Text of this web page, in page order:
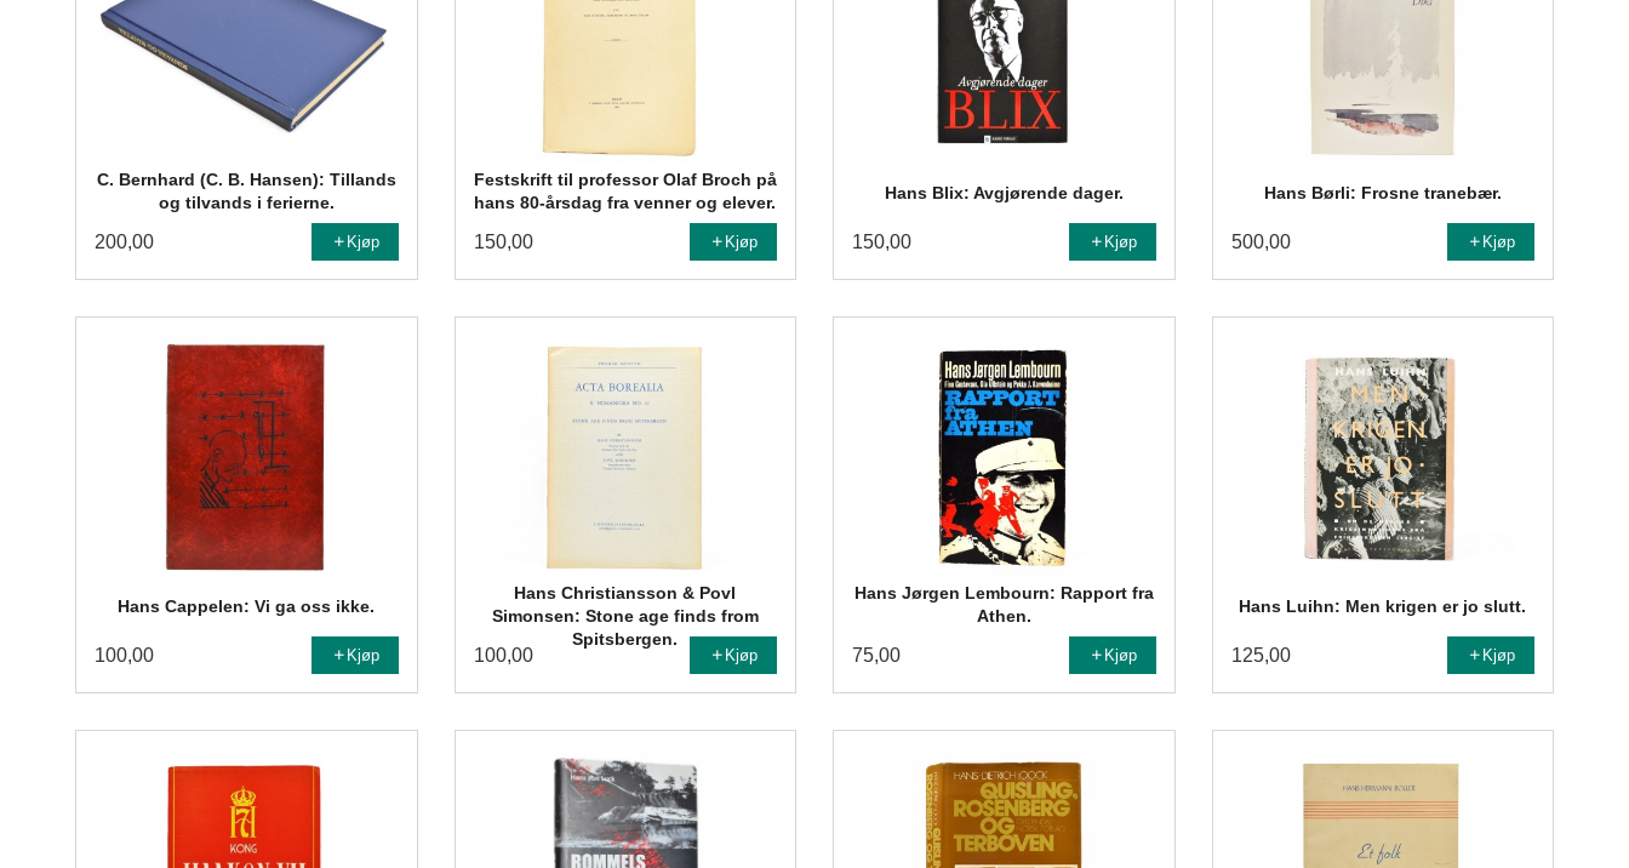
C. Bernhard (C. B. Hansen): Tillands
og tilvands i ferierne.
200,00 Kjøp
Festskrift til professor Olaf Broch på
hans 80-årsdag fra venner og elever.
150,00 Kjøp
Hans Blix: Avgjørende dager.
150,00 Kjøp
Hans Børli: Frosne tranebær.
500,00 Kjøp
Hans Cappelen: Vi ga oss ikke.
100,00 Kjøp
Hans Christiansson & Povl
Simonsen: Stone age finds from
Spitsbergen.
100,00 Kjøp
Hans Jørgen Lembourn: Rapport fra
Athen.
75,00 Kjøp
Hans Luihn: Men krigen er jo slutt.
125,00 Kjøp